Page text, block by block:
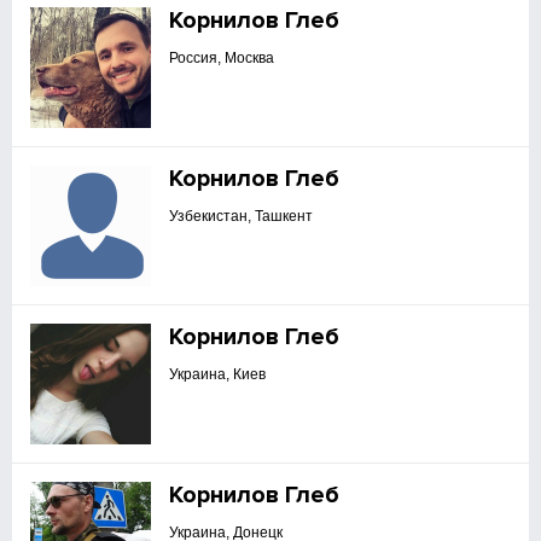
Корнилов Глеб
Россия, Москва
Корнилов Глеб
Узбекистан, Ташкент
Корнилов Глеб
Украина, Киев
Корнилов Глеб
Украина, Донецк